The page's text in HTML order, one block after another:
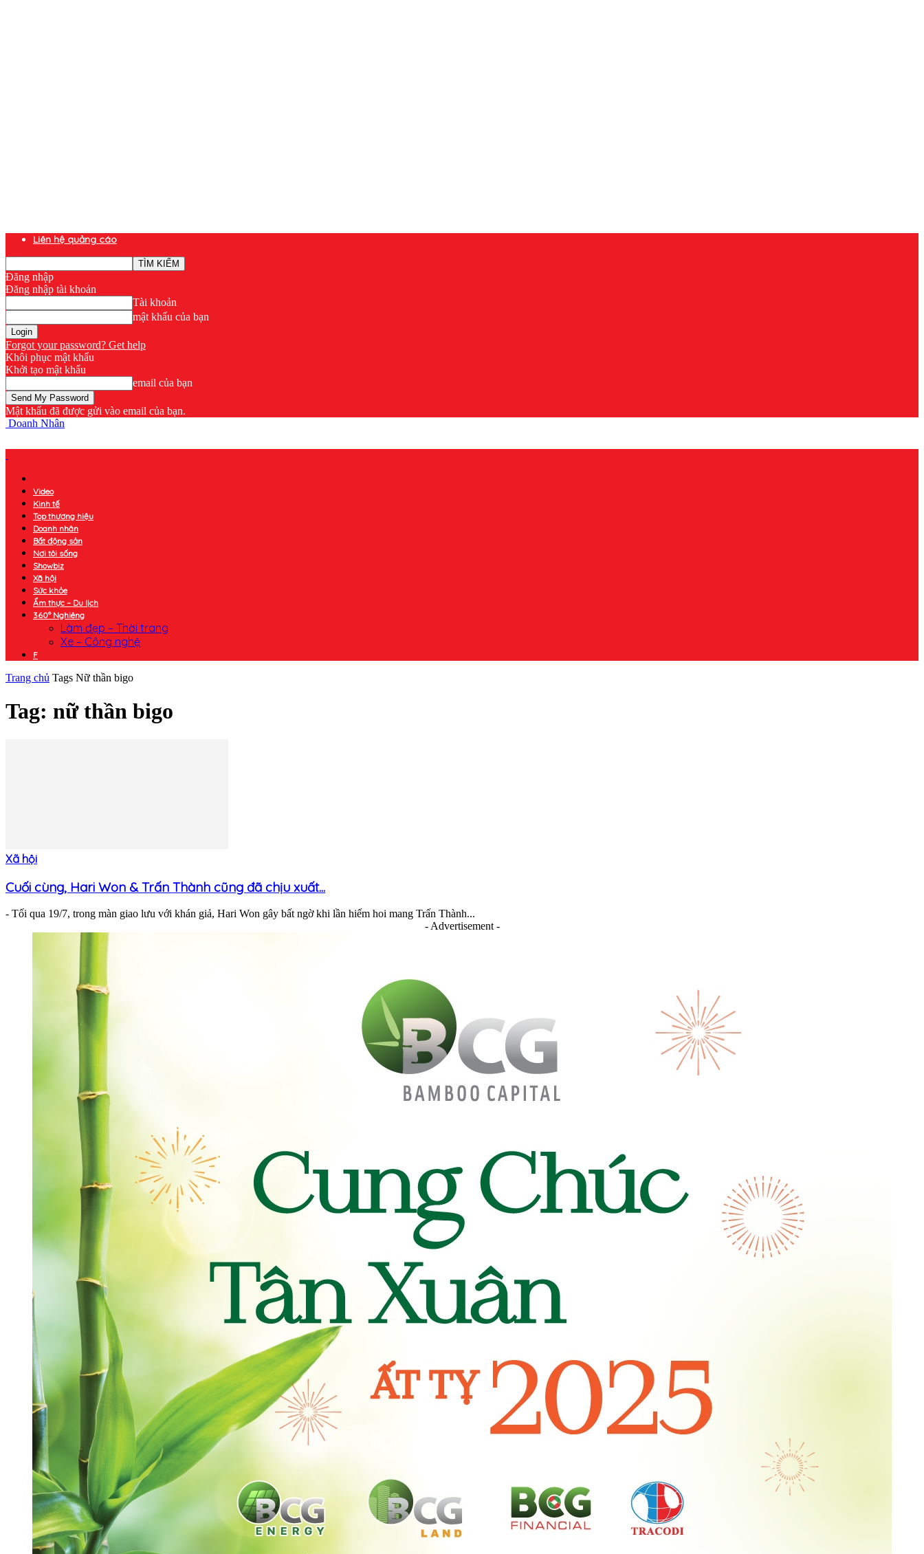
Liên hệ quảng cáo
Đăng nhập
Đăng nhập tài khoản
Tài khoản
mật khẩu của bạn
Forgot your password? Get help
Khôi phục mật khẩu
Khởi tạo mật khẩu
email của bạn
Mật khẩu đã được gửi vào email của bạn.
Doanh Nhân
Video
Kinh tế
Top thương hiệu
Doanh nhân
Bất động sản
Nơi tôi sống
Showbiz
Xã hội
Sức khỏe
Ẩm thực – Du lịch
360° Nghiêng
Làm đẹp – Thời trang
Xe – Công nghệ
F
Trang chủ Tags Nữ thần bigo
Tag: nữ thần bigo
Xã hội
Cuối cùng, Hari Won & Trấn Thành cũng đã chịu xuất...
- Tối qua 19/7, trong màn giao lưu với khán giả, Hari Won gây bất ngờ khi lần hiếm hoi mang Trấn Thành...
- Advertisement -